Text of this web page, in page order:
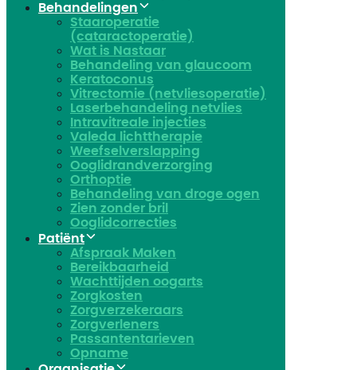
Behandelingen
Staaroperatie
(cataractoperatie)
Wat is Nastaar
Behandeling van glaucoom
Keratoconus​
Vitrectomie (netvliesoperatie)
Laserbehandeling netvlies
Intravitreale injecties
Valeda lichttherapie
Weefselverslapping
Ooglidrandverzorging
Orthoptie
Behandeling van droge ogen
Zien zonder bril
Ooglidcorrecties
Patiënt
Afspraak Maken
Bereikbaarheid
Wachttijden oogarts
Zorgkosten
Zorgverzekeraars
Zorgverleners
Passantentarieven
Opname